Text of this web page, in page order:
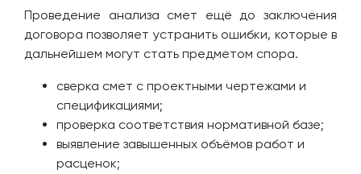
Проведение анализа смет ещё до заключения
договора позволяет устранить ошибки, которые в
дальнейшем могут стать предметом спора.
сверка смет с проектными чертежами и
спецификациями;
проверка соответствия нормативной базе;
выявление завышенных объёмов работ и
расценок;